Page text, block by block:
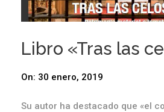
Libro «Tras las
On: 30 enero, 2019
Su autor ha destacado que «el